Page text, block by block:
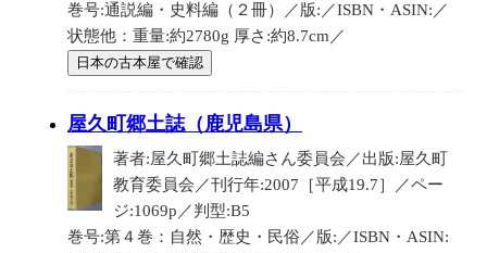
巻号:通説編・史料編（２冊）／版:／ISBN・ASIN:／
状態他：重量:約2780g 厚さ:約8.7cm／
日本の古本屋で確認
屋久町郷土誌（鹿児島県）
著者:屋久町郷土誌編さん委員会／出版:屋久町
教育委員会／刊行年:2007［平成19.7］／ペー
ジ:1069p／判型:B5
巻号:第４巻：自然・歴史・民俗／版:／ISBN・ASIN: